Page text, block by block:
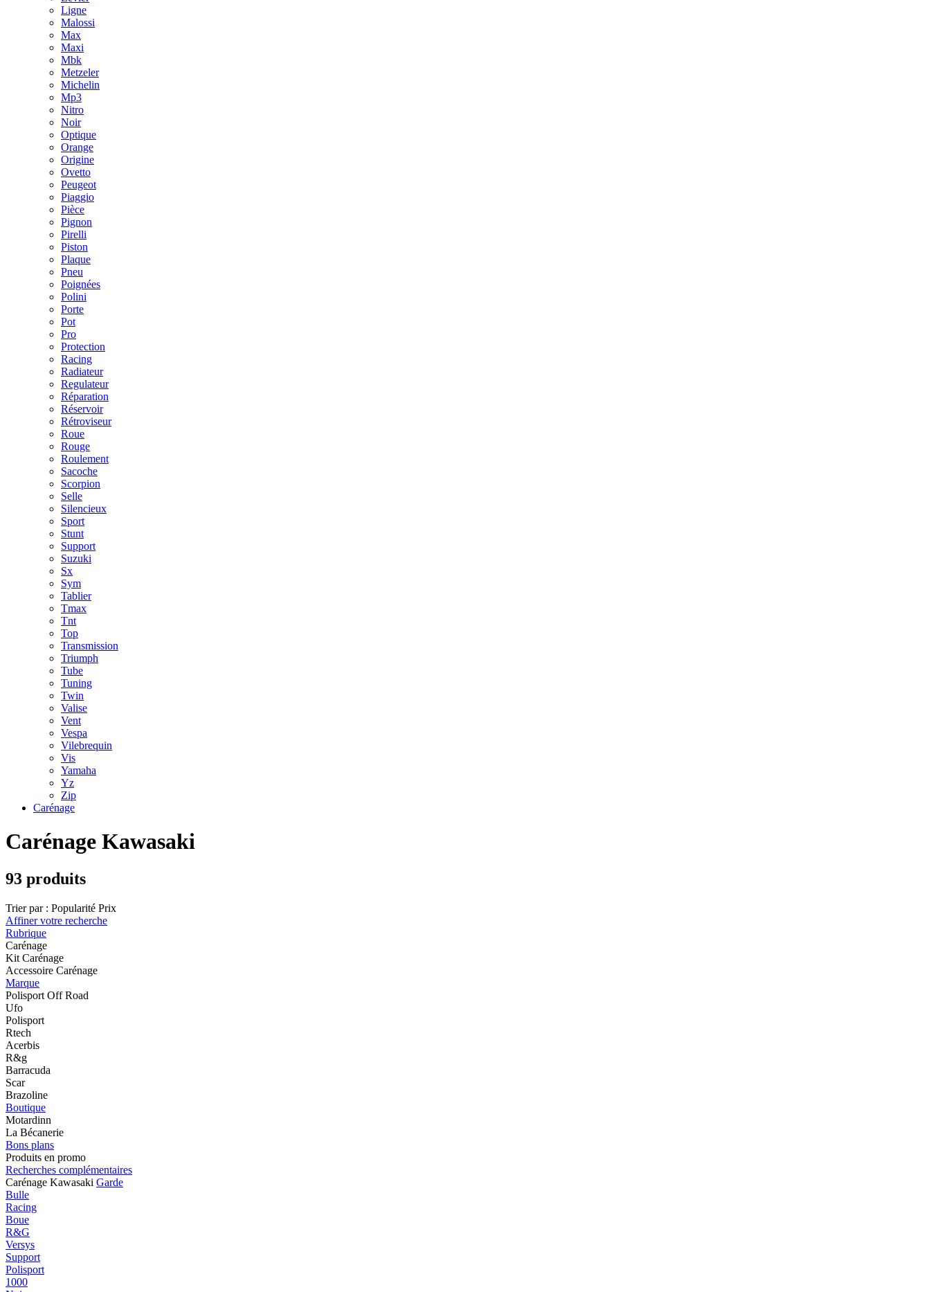
Ligne
Malossi
Max
Maxi
Mbk
Metzeler
Michelin
Mp3
Nitro
Noir
Optique
Orange
Origine
Ovetto
Peugeot
Piaggio
Pièce
Pignon
Pirelli
Piston
Plaque
Pneu
Poignées
Polini
Porte
Pot
Pro
Protection
Racing
Radiateur
Regulateur
Réparation
Réservoir
Rétroviseur
Roue
Rouge
Roulement
Sacoche
Scorpion
Selle
Silencieux
Sport
Stunt
Support
Suzuki
Sx
Sym
Tablier
Tmax
Tnt
Top
Transmission
Triumph
Tube
Tuning
Twin
Valise
Vent
Vespa
Vilebrequin
Vis
Yamaha
Yz
Zip
Carénage
Carénage Kawasaki
93 produits
Trier par : Popularité Prix
Affiner votre recherche
Rubrique
Carénage
Kit Carénage
Accessoire Carénage
Marque
Polisport Off Road
Ufo
Polisport
Rtech
Acerbis
R&g
Barracuda
Scar
Brazoline
Boutique
Motardinn
La Bécanerie
Bons plans
Produits en promo
Recherches complémentaires
Carénage Kawasaki Garde
Bulle
Racing
Boue
R&G
Versys
Support
Polisport
1000